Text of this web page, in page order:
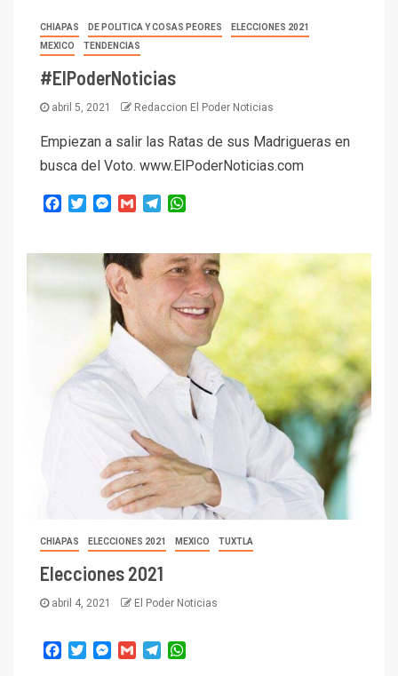
CHIAPAS DE POLITICA Y COSAS PEORES
ELECCIONES 2021
MEXICO
TENDENCIAS
#ElPoderNoticias
abril 5, 2021 Redaccion El Poder Noticias
Empiezan a salir las Ratas de sus Madrigueras en
busca del Voto. www.ElPoderNoticias.com
Facebook
TwitterMessenger
Gmail Telegram
CHIAPAS ELECCIONES 2021 MEXICO TUXTLA
Elecciones 2021
abril 4, 2021 El Poder Noticias
Facebook
TwitterMessenger
Gmail Telegram